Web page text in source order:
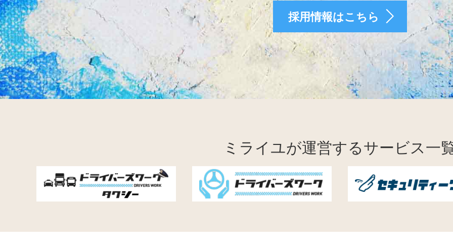
採用情報はこちら
ミライユが運営するサービス一